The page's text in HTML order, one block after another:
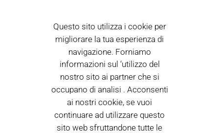
Autorizzo il trattamento dei dati personali ai sensi dell'articolo
13 D.Lgs. 196/2003. 196/2003. (Informativa)
Acceto i termini di utilizzo
Questo sito utilizza i cookie per
migliorare la tua esperienza di
navigazione. Forniamo
informazioni sul ‘utilizzo del
nostro sito ai partner che si
occupano di analisi . Acconsenti
ai nostri cookie, se vuoi
continuare ad utilizzare questo
sito web sfruttandone tutte le